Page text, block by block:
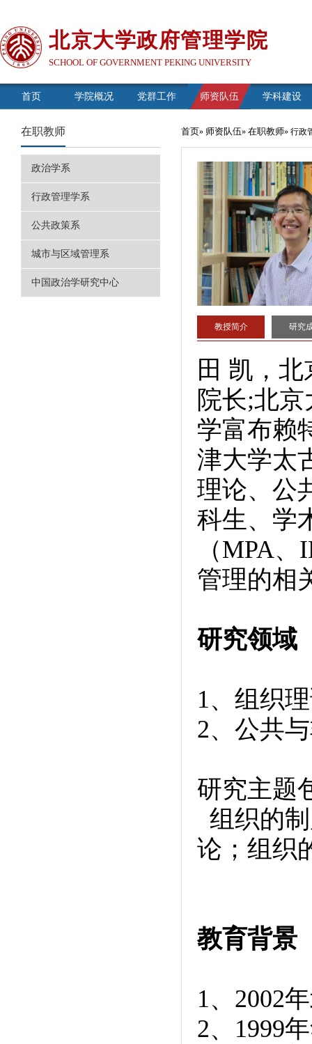
北京大学政府管理学院
SCHOOL OF GOVERNMENT PEKING UNIVERSITY
首页 学院概况 党群工作 师资队伍 学科建设
在职教师
政治学系
行政管理学系
公共政策系
城市与区域管理系
中国政治学研究中心
首页» 师资队伍» 在职教师» 行政
教授简介 研究
田 凯，
院长;北
学富布赖
津大学太
理论、公
科生、学
（MPA
管理的相
研究领域
1、组织
2、公共
研究主题
组织的
论；组织
教育背景
1、2002
2、1999